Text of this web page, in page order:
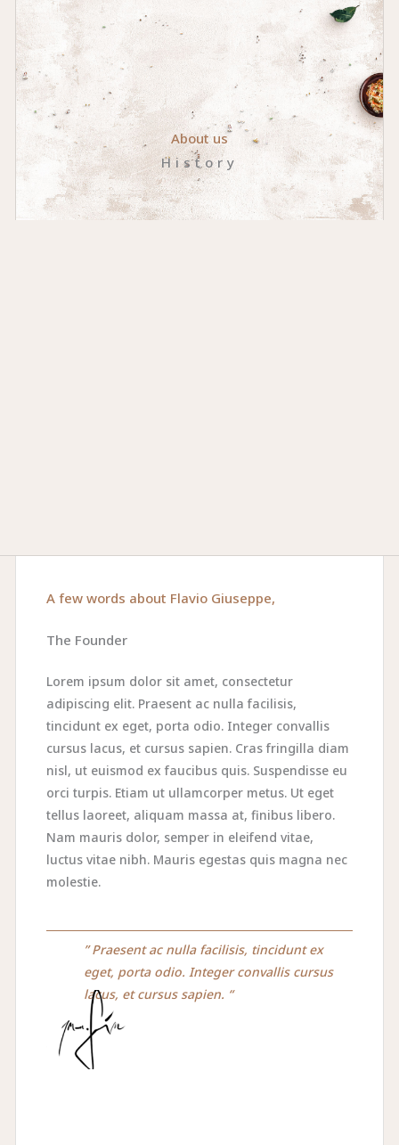
About us
History
A few words about Flavio Giuseppe,
The Founder
Lorem ipsum dolor sit amet, consectetur
adipiscing elit. Praesent ac nulla facilisis,
tincidunt ex eget, porta odio. Integer convallis
cursus lacus, et cursus sapien. Cras fringilla diam
nisl, ut euismod ex faucibus quis. Suspendisse eu
orci turpis. Etiam ut ullamcorper metus. Ut eget
tellus laoreet, aliquam massa at, finibus libero.
Nam mauris dolor, semper in eleifend vitae,
luctus vitae nibh. Mauris egestas quis magna nec
molestie.
” Praesent ac nulla facilisis, tincidunt ex
eget, porta odio. Integer convallis cursus
lacus, et cursus sapien. “